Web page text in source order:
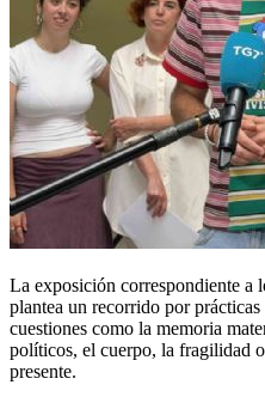
La exposición correspondiente a
plantea un recorrido por
cuestiones como la memoria
políticos, el cuerpo, la fragilidad
presente.